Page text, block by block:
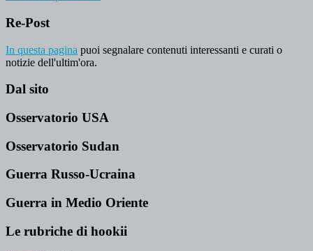
Re-Post
In questa pagina puoi segnalare contenuti interessanti e curati o
notizie dell'ultim'ora.
Dal sito
Osservatorio USA
Osservatorio Sudan
Guerra Russo-Ucraina
Guerra in Medio Oriente
Le rubriche di hookii